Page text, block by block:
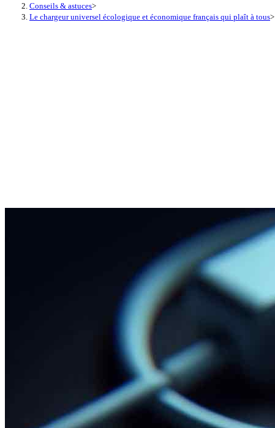
Conseils & astuces>
Le chargeur universel écologique et économique français qui plaît à tous>